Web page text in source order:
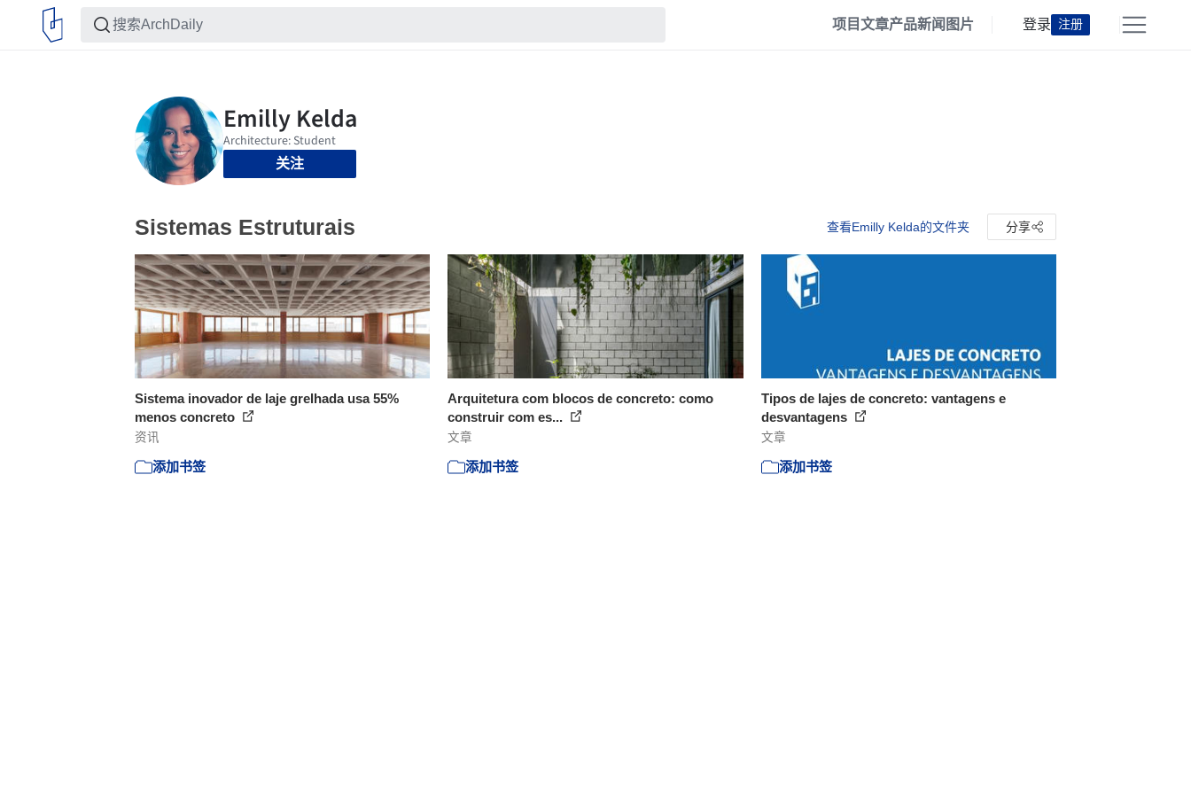
项目文章产品新闻 图片 登录 注册
关注
Sistemas Estruturais 查看Emilly Kelda的文件夹 分享
Sistema inovador de laje grelhada usa 55%
menos concreto
资讯
添加书签
Arquitetura com blocos de concreto: como
construir com es...
文章
添加书签
Tipos de lajes de concreto: vantagens e
desvantagens
文章
添加书签